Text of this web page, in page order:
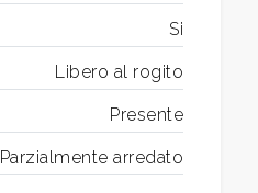
Si
Libero al rogito
Presente
Parzialmente arredato